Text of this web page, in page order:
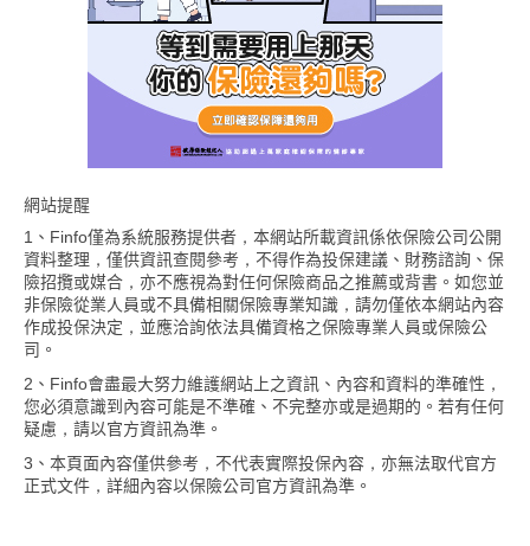
網站提醒
1、Finfo僅為系統服務提供者，本網站所載資訊係依保險公司公開
資料整理，僅供資訊查閱參考，不得作為投保建議、財務諮詢、保
險招攬或媒合，亦不應視為對任何保險商品之推薦或背書。如您並
非保險從業人員或不具備相關保險專業知識，請勿僅依本網站內容
作成投保決定，並應洽詢依法具備資格之保險專業人員或保險公
司。
2、Finfo會盡最大努力維護網站上之資訊、內容和資料的準確性，
您必須意識到內容可能是不準確、不完整亦或是過期的。若有任何
疑慮，請以官方資訊為準。
3、本頁面內容僅供參考，不代表實際投保內容，亦無法取代官方
正式文件，詳細內容以保險公司官方資訊為準。